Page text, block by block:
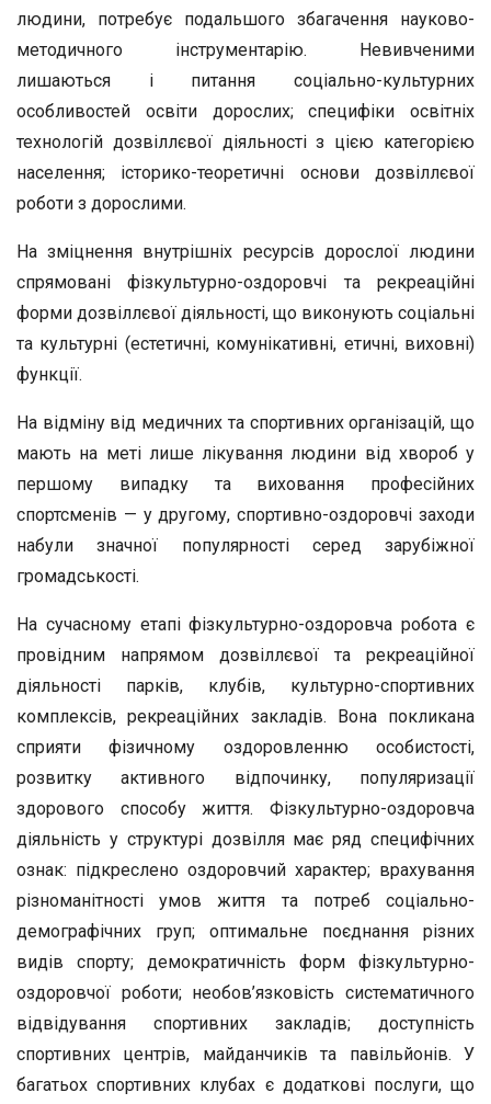
людини, потребує подальшого збагачення науково-
методичного інструментарію. Невивченими
лишаються і питання соціально-культурних
особливостей освіти дорослих; специфіки освітніх
технологій дозвіллєвої діяльності з цією категорією
населення; історико-теоретичні основи дозвіллєвої
роботи з дорослими.
На зміцнення внутрішніх ресурсів дорослої людини
спрямовані фізкультурно-оздоровчі та рекреаційні
форми дозвіллєвої діяльності, що виконують соціальні
та культурні (естетичні, комунікативні, етичні, виховні)
функції.
На відміну від медичних та спортивних організацій, що
мають на меті лише лікування людини від хвороб у
першому випадку та виховання професійних
спортсменів — у другому, спортивно-оздоровчі заходи
набули значної популярності серед зарубіжної
громадськості.
На сучасному етапі фізкультурно-оздоровча робота є
провідним напрямом дозвіллєвої та рекреаційної
діяльності парків, клубів, культурно-спортивних
комплексів, рекреаційних закладів. Вона покликана
сприяти фізичному оздоровленню особистості,
розвитку активного відпочинку, популяризації
здорового способу життя. Фізкультурно-оздоровча
діяльність у структурі дозвілля має ряд специфічних
ознак: підкреслено оздоровчий характер; врахування
різноманітності умов життя та потреб соціально-
демографічних груп; оптимальне поєднання різних
видів спорту; демократичність форм фізкультурно-
оздоровчої роботи; необов’язковість систематичного
відвідування спортивних закладів; доступність
спортивних центрів, майданчиків та павільйонів. У
багатьох спортивних клубах є додаткові послуги, що